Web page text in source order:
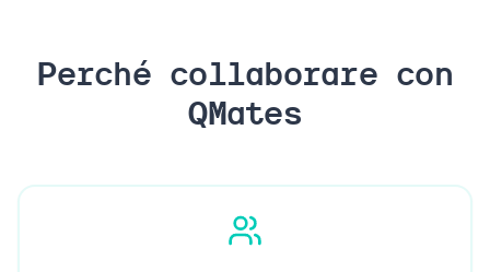
Perché collaborare con
QMates